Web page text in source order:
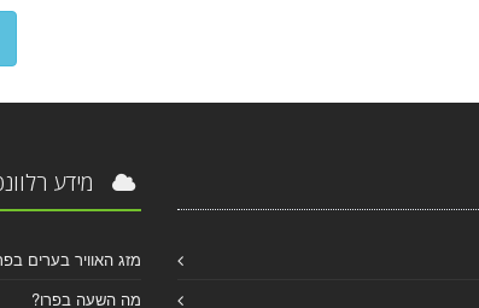
מידע
מזג האוויר בערים
מה השעה בפרו?